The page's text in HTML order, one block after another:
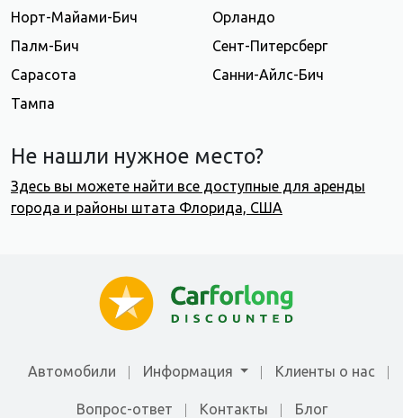
Норт-Майами-Бич
Орландо
Палм-Бич
Сент-Питерсберг
Сарасота
Санни-Айлс-Бич
Тампа
Не нашли нужное место?
Здесь вы можете найти все доступные для аренды
города и районы штата Флорида, США
Автомобили Информация Клиенты о нас
Вопрос-ответ Контакты Блог